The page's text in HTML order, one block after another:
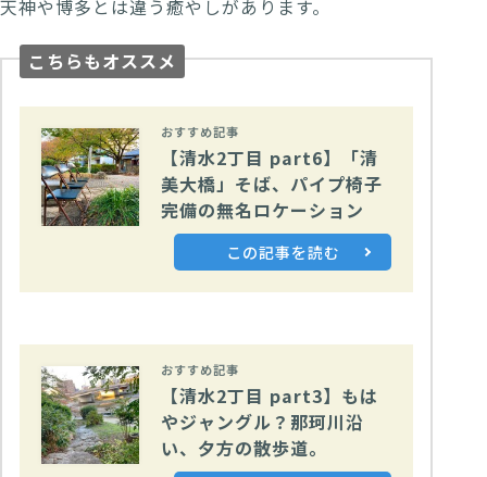
天神や博多とは違う癒やしがあります。
こちらもオススメ
おすすめ記事
【清水2丁目 part6】「清
美大橋」そば、パイプ椅子
完備の無名ロケーション
この記事を読む
おすすめ記事
【清水2丁目 part3】もは
やジャングル？那珂川沿
い、夕方の散歩道。